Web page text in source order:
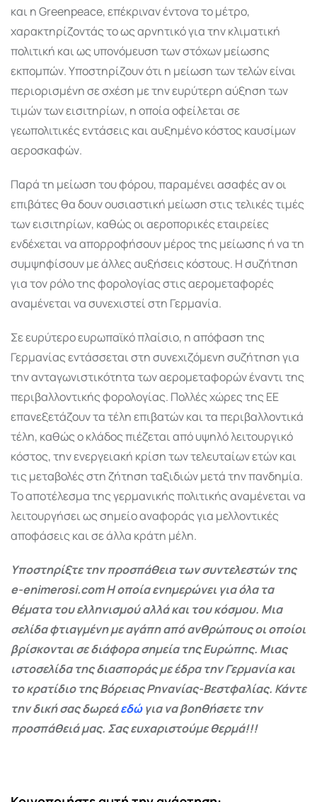
και η Greenpeace, επέκριναν έντονα το μέτρο,
χαρακτηρίζοντάς το ως αρνητικό για την κλιματική
πολιτική και ως υπονόμευση των στόχων μείωσης
εκπομπών. Υποστηρίζουν ότι η μείωση των τελών είναι
περιορισμένη σε σχέση με την ευρύτερη αύξηση των
τιμών των εισιτηρίων, η οποία οφείλεται σε
γεωπολιτικές εντάσεις και αυξημένο κόστος καυσίμων
αεροσκαφών.
Παρά τη μείωση του φόρου, παραμένει ασαφές αν οι
επιβάτες θα δουν ουσιαστική μείωση στις τελικές τιμές
των εισιτηρίων, καθώς οι αεροπορικές εταιρείες
ενδέχεται να απορροφήσουν μέρος της μείωσης ή να τη
συμψηφίσουν με άλλες αυξήσεις κόστους. Η συζήτηση
για τον ρόλο της φορολογίας στις αερομεταφορές
αναμένεται να συνεχιστεί στη Γερμανία.
Σε ευρύτερο ευρωπαϊκό πλαίσιο, η απόφαση της
Γερμανίας εντάσσεται στη συνεχιζόμενη συζήτηση για
την ανταγωνιστικότητα των αερομεταφορών έναντι της
περιβαλλοντικής φορολογίας. Πολλές χώρες της ΕΕ
επανεξετάζουν τα τέλη επιβατών και τα περιβαλλοντικά
τέλη, καθώς ο κλάδος πιέζεται από υψηλό λειτουργικό
κόστος, την ενεργειακή κρίση των τελευταίων ετών και
τις μεταβολές στη ζήτηση ταξιδιών μετά την πανδημία.
Το αποτέλεσμα της γερμανικής πολιτικής αναμένεται να
λειτουργήσει ως σημείο αναφοράς για μελλοντικές
αποφάσεις και σε άλλα κράτη μέλη.
Υποστηρίξτε την προσπάθεια των συντελεστών της
e-enimerosi.com Η οποία ενημερώνει για όλα τα
θέματα του ελληνισμού αλλά και του κόσμου. Μια
σελίδα φτιαγμένη με αγάπη από ανθρώπους οι οποίοι
βρίσκονται σε διάφορα σημεία της Ευρώπης. Μιας
ιστοσελίδα της διασποράς με έδρα την Γερμανία και
το κρατίδιο της Βόρειας Ρηνανίας-Βεστφαλίας. Κάντε
την δική σας δωρεάεδώγια να βοηθήσετε την
προσπάθειά μας. Σας ευχαριστούμε θερμά!!!